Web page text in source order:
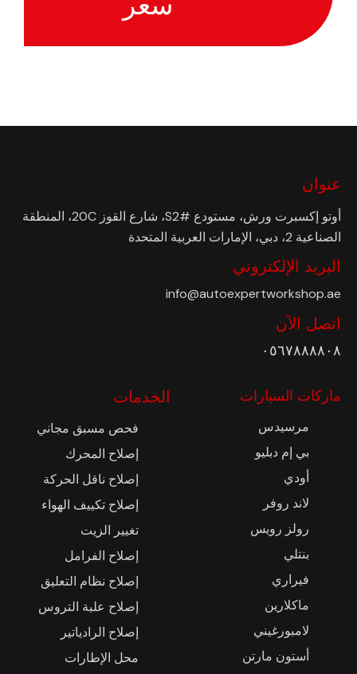
عنوان
أوتو إكسبرت ورش، مستودع #S2، شارع القوز 20C، المنطقة
الصناعية 2، دبي، الإمارات العربية المتحدة
البريد الإلكتروني
info@autoexpertworkshop.ae
اتصل الآن
٠٥٦٧٨٨٨٨٠٨
ماركات السيارات
مرسيدس
بي إم دبليو
أودي
لاند روفر
رولز رويس
بنتلي
فيراري
ماكلارين
لامبورغيني
أستون مارتن
الخدمات
فحص مسبق مجاني
إصلاح المحرك
إصلاح ناقل الحركة
إصلاح تكييف الهواء
تغيير الزيت
إصلاح الفرامل
إصلاح نظام التعليق
إصلاح علبة التروس
إصلاح الرادياتير
محل الإطارات